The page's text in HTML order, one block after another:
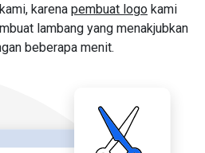
karena pembuat logo kami
lambang yang menakjubkan
beberapa menit.